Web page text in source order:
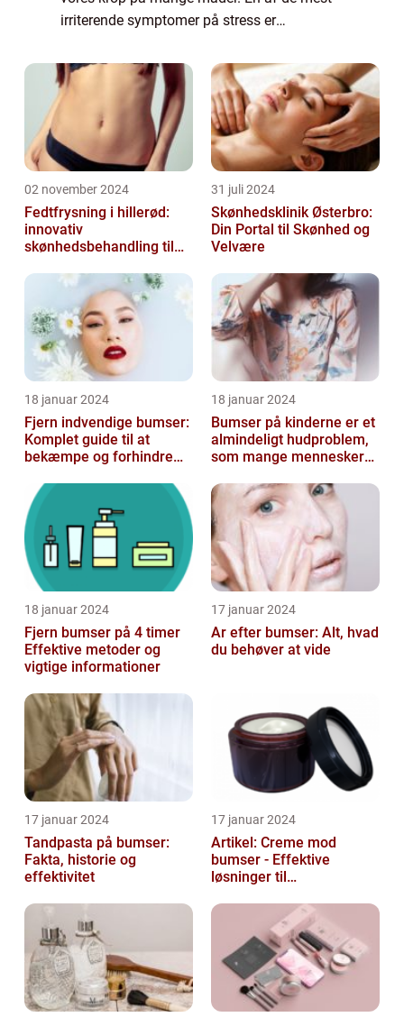
irriterende symptomer på stress er
kan dukke op på de mest uventede
tidspunkte...
02 november 2024
Fedtfrysning i hillerød:
innovativ
skønhedsbehandling til
31 juli 2024
Skønhedsklinik Østerbro:
Din Portal til Skønhed og
Velvære
18 januar 2024
Fjern indvendige bumser:
Komplet guide til at
bekæmpe og forhindre
18 januar 2024
Bumser på kinderne er et
almindeligt hudproblem,
som mange mennesker
18 januar 2024
Fjern bumser på 4 timer
Effektive metoder og
vigtige informationer
17 januar 2024
Ar efter bumser: Alt, hvad
du behøver at vide
17 januar 2024
Tandpasta på bumser:
Fakta, historie og
effektivitet
17 januar 2024
Artikel: Creme mod
bumser - Effektive
løsninger til